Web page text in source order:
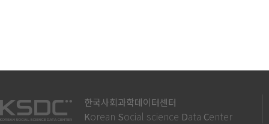
한국사회과학데이터센터
Korean Social science Data Center